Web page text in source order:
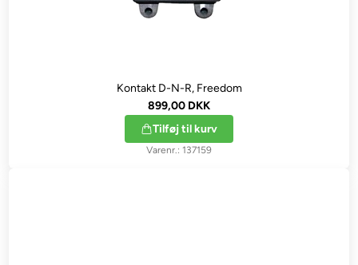
Kontakt D-N-R, Freedom
899,00 DKK
Tilføj til kurv
137159